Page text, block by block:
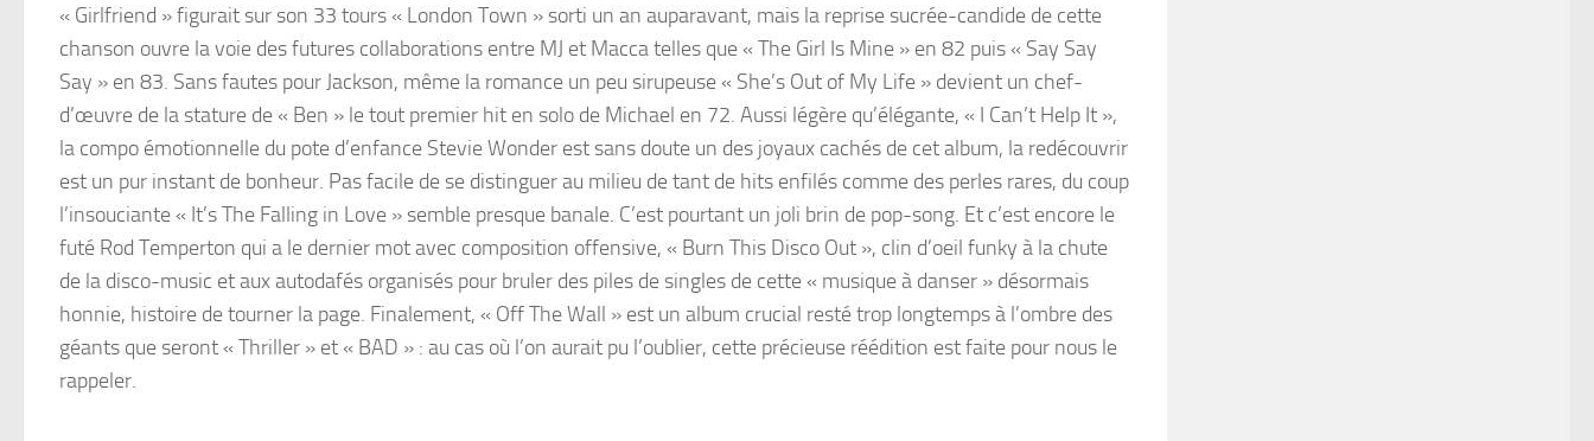
« Girlfriend » figurait sur son 33 tours « London Town » sorti un an auparavant, mais la reprise sucrée-candide de cette
chanson ouvre la voie des futures collaborations entre MJ et Macca telles que « The Girl Is Mine » en 82 puis « Say Say
Say » en 83. Sans fautes pour Jackson, même la romance un peu sirupeuse « She’s Out of My Life » devient un chef-
d’œuvre de la stature de « Ben » le tout premier hit en solo de Michael en 72. Aussi légère qu’élégante, « I Can’t Help It »,
la compo émotionnelle du pote d’enfance Stevie Wonder est sans doute un des joyaux cachés de cet album, la redécouvrir
est un pur instant de bonheur. Pas facile de se distinguer au milieu de tant de hits enfilés comme des perles rares, du coup
l’insouciante « It’s The Falling in Love » semble presque banale. C’est pourtant un joli brin de pop-song. Et c’est encore le
futé Rod Temperton qui a le dernier mot avec composition offensive, « Burn This Disco Out », clin d’oeil funky à la chute
de la disco-music et aux autodafés organisés pour bruler des piles de singles de cette « musique à danser » désormais
honnie, histoire de tourner la page. Finalement, « Off The Wall » est un album crucial resté trop longtemps à l’ombre des
géants que seront « Thriller » et « BAD » : au cas où l’on aurait pu l’oublier, cette précieuse réédition est faite pour nous le
rappeler.